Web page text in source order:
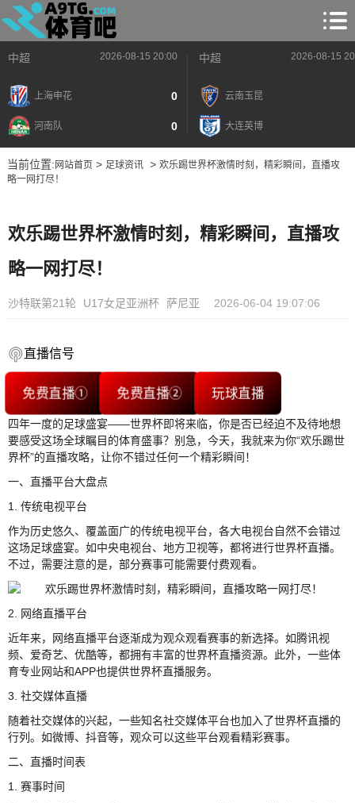
中超 2026-08-15 20:00
上海申花 0
河南队 0
中超 2026-08-15
云南玉昆
大连英博
当前位置: 网站首页> 足球资讯> 欢乐踢世界杯激情时刻，精彩瞬间，直播攻
略一网打尽！
欢乐踢世界杯激情时刻，精彩瞬间，直播攻
略一网打尽！
沙特联第21轮 U17女足亚洲杯 萨尼亚 2026-06-04 19:07:06
直播信号
免费直播① 免费直播② 玩球直播
四年一度的足球盛宴——世界杯即将来临，你是否已经迫不及待地想
要感受这场全球瞩目的体育盛事？别急，今天，我就来为你“欢乐踢世
界杯”的直播攻略，让你不错过任何一个精彩瞬间！
一、直播平台大盘点
1. 传统电视平台
作为历史悠久、覆盖面广的传统电视平台，各大电视台自然不会错过
这场足球盛宴。如中央电视台、地方卫视等，都将进行世界杯直播。
不过，需要注意的是，部分赛事可能需要付费观看。
2. 网络直播平台
近年来，网络直播平台逐渐成为观众观看赛事的新选择。如腾讯视
频、爱奇艺、优酷等，都拥有丰富的世界杯直播资源。此外，一些体
育专业网站和APP也提供世界杯直播服务。
3. 社交媒体直播
随着社交媒体的兴起，一些知名社交媒体平台也加入了世界杯直播的
行列。如微博、抖音等，观众可以这些平台观看精彩赛事。
二、直播时间表
1. 赛事时间